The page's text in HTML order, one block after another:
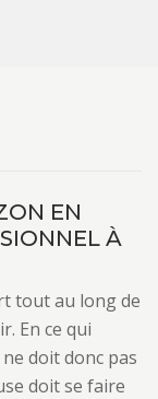
EN
À
tout au long de
En ce qui
doit donc pas
doit se faire